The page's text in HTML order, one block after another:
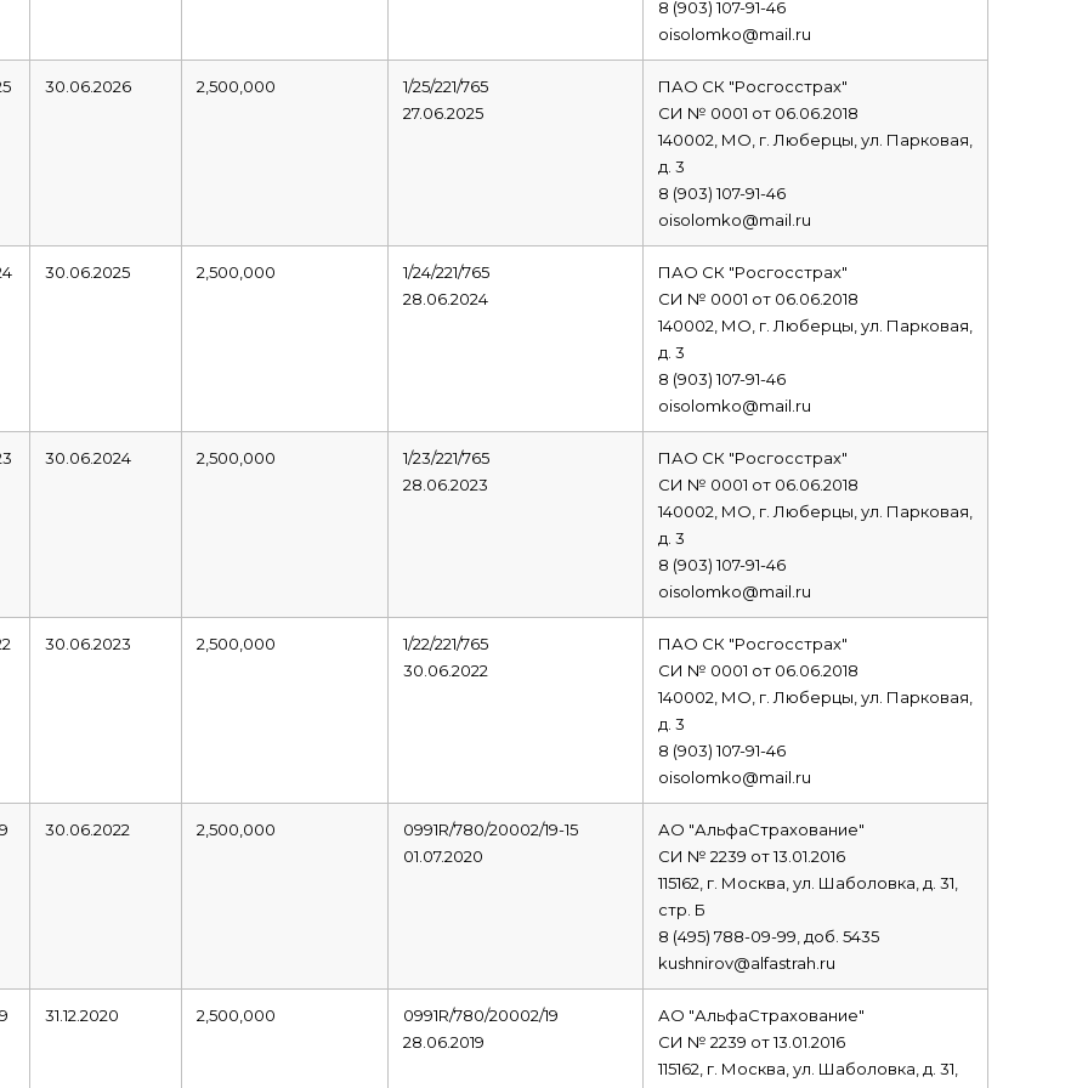
8 (903) 107-91-46
oisolomko@mail.ru
30.06.2026 2,500,000
1/25/221/765
27.06.2025
ПАО СК "Росгосстрах"
СИ № 0001 от 06.06.2018
140002, МО, г. Люберцы, ул. Парковая,
д. 3
8 (903) 107-91-46
oisolomko@mail.ru
30.06.2025 2,500,000
1/24/221/765
28.06.2024
ПАО СК "Росгосстрах"
СИ № 0001 от 06.06.2018
140002, МО, г. Люберцы, ул. Парковая,
д. 3
8 (903) 107-91-46
oisolomko@mail.ru
30.06.2024 2,500,000
1/23/221/765
28.06.2023
ПАО СК "Росгосстрах"
СИ № 0001 от 06.06.2018
140002, МО, г. Люберцы, ул. Парковая,
д. 3
8 (903) 107-91-46
oisolomko@mail.ru
30.06.2023 2,500,000
1/22/221/765
30.06.2022
ПАО СК "Росгосстрах"
СИ № 0001 от 06.06.2018
140002, МО, г. Люберцы, ул. Парковая,
д. 3
8 (903) 107-91-46
oisolomko@mail.ru
30.06.2022 2,500,000
0991R/780/20002/19-15
01.07.2020
АО "АльфаСтрахование"
СИ № 2239 от 13.01.2016
115162, г. Москва, ул. Шаболовка, д. 31,
стр. Б
8 (495) 788-09-99, доб. 5435
kushnirov@alfastrah.ru
31.12.2020 2,500,000
0991R/780/20002/19
28.06.2019
АО "АльфаСтрахование"
СИ № 2239 от 13.01.2016
115162, г. Москва, ул. Шаболовка, д. 31,